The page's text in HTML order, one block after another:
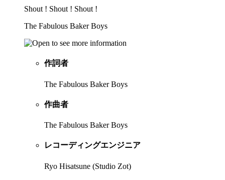
Shout ! Shout ! Shout !
The Fabulous Baker Boys
作詞者
The Fabulous Baker Boys
作曲者
The Fabulous Baker Boys
レコーディングエンジニア
Ryo Hisatsune (Studio Zot)